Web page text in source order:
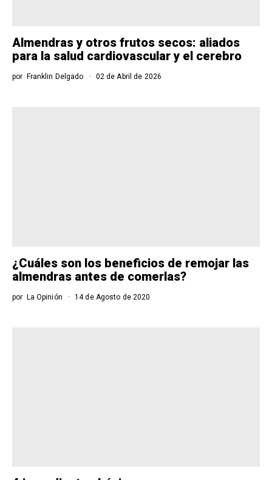
Almendras y otros frutos secos: aliados
para la salud cardiovascular y el cerebro
por Franklin Delgado 02 de Abril de 2026
¿Cuáles son los beneficios de remojar las
almendras antes de comerlas?
por La Opinión 14 de Agosto de 2020